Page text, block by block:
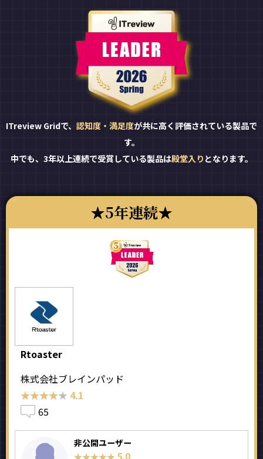
ITreview Gridで、 認知度・満足度が共に高く評価されている製品で
す。
中でも、3年以上連続で受賞している製品は殿堂入り となります。
5年連続
Rtoaster
株式会社ブレインパッド
★★★★★
★★★★★ 4.1
65
非公開ユーザー